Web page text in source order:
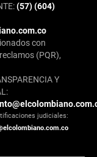
(57) (604)
con
(PQR),
Y
judiciales: